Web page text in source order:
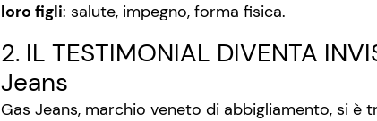
loro figli: salute, impegno, forma fisica.
2. IL TESTIMONIAL DIVENTA
Jeans
Gas Jeans, marchio veneto di abbigliamento, si